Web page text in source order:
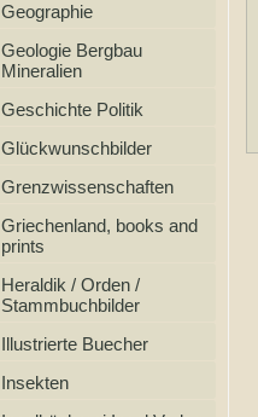
Geographie
Geologie Bergbau
Mineralien
Geschichte Politik
Glückwunschbilder
Grenzwissenschaften
Griechenland, books and
prints
Heraldik / Orden /
Stammbuchbilder
Illustrierte Buecher
Insekten